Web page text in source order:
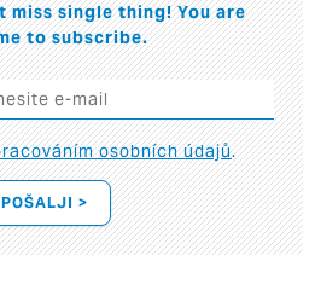
miss single thing! You are
to subscribe.
osobních údajů.
POŠALJI >